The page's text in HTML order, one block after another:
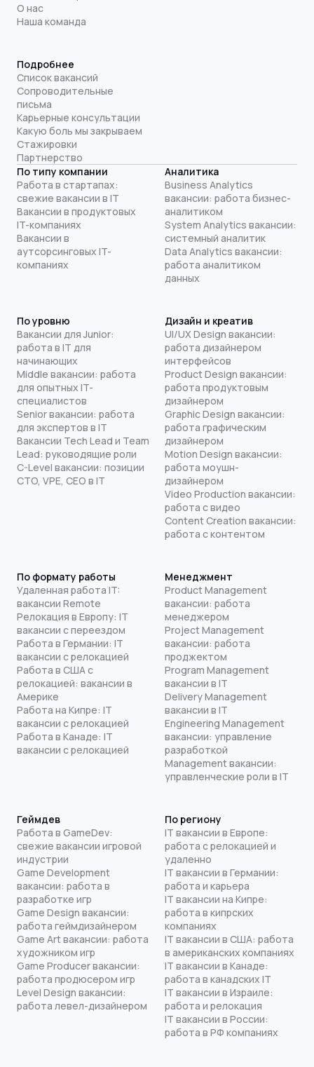
О нас
Наша команда
Подробнее
Список вакансий
Сопроводительные
письма
Карьерные консультации
Какую боль мы закрываем
Стажировки
Партнерство
По типу компании
Работа в стартапах:
свежие вакансии в IT
Вакансии в продуктовых
IT-компаниях
Вакансии в
аутсорсинговых IT-
компаниях
Аналитика
Business Analytics
вакансии: работа бизнес-
аналитиком
System Analytics вакансии:
системный аналитик
Data Analytics вакансии:
работа аналитиком
данных
По уровню
Вакансии для Junior:
работа в IT для
начинающих
Middle вакансии: работа
для опытных IT-
специалистов
Senior вакансии: работа
для экспертов в IT
Вакансии Tech Lead и Team
Lead: руководящие роли
C-Level вакансии: позиции
CTO, VPE, CEO в IT
Дизайн и креатив
UI/UX Design вакансии:
работа дизайнером
интерфейсов
Product Design вакансии:
работа продуктовым
дизайнером
Graphic Design вакансии:
работа графическим
дизайнером
Motion Design вакансии:
работа моушн-
дизайнером
Video Production вакансии:
работа с видео
Content Creation вакансии:
работа с контентом
По формату работы
Удаленная работа IT:
вакансии Remote
Релокация в Европу: IT
вакансии с переездом
Работа в Германии: IT
вакансии с релокацией
Работа в США с
релокацией: вакансии в
Америке
Работа на Кипре: IT
вакансии с релокацией
Работа в Канаде: IT
вакансии с релокацией
Менеджмент
Product Management
вакансии: работа
менеджером
Project Management
вакансии: работа
проджектом
Program Management
вакансии в IT
Delivery Management
вакансии в IT
Engineering Management
вакансии: управление
разработкой
Management вакансии:
управленческие роли в IT
Геймдев
Работа в GameDev:
свежие вакансии игровой
индустрии
Game Development
вакансии: работа в
разработке игр
Game Design вакансии:
работа геймдизайнером
Game Art вакансии: работа
художником игр
Game Producer вакансии:
работа продюсером игр
Level Design вакансии:
работа левел-дизайнером
По региону
IT вакансии в Европе:
работа с релокацией и
удаленно
IT вакансии в Германии:
работа и карьера
IT вакансии на Кипре:
работа в кипрских
компаниях
IT вакансии в США: работа
в американских компаниях
IT вакансии в Канаде:
работа в канадских IT
IT вакансии в Израиле:
работа и релокация
IT вакансии в России:
работа в РФ компаниях